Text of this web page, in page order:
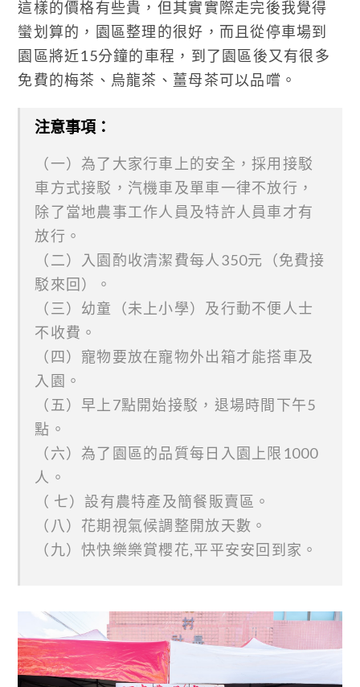
這樣的價格有些貴，但其實實際走完後我覺得
蠻划算的，園區整理的很好，而且從停車場到
園區將近15分鐘的車程，到了園區後又有很多
免費的梅茶、烏龍茶、薑母茶可以品嚐。
注意事項：
（一）為了大家行車上的安全，採用接駁
車方式接駁，汽機車及單車一律不放行，
除了當地農事工作人員及特許人員車才有
放行。
（二）入園酌收清潔費每人350元（免費接
駁來回）。
（三）幼童（未上小學）及行動不便人士
不收費。
（四）寵物要放在寵物外出箱才能搭車及
入園。
（五）早上7點開始接駁，退場時間下午5
點。
（六）為了園區的品質每日入園上限1000
人。
（ 七）設有農特產及簡餐販賣區。
（八）花期視氣候調整開放天數。
（九）快快樂樂賞櫻花,平平安安回到家。